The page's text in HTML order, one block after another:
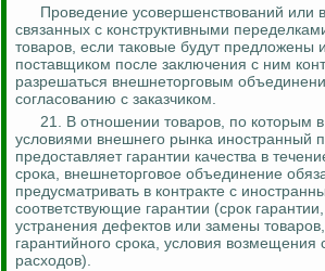
Проведение усовершенствований или
связанных с конструктивными
товаров, если таковые будут предложены
поставщиком после заключения с ним
разрешаться внешнеторговым
согласованию с заказчиком.
21. В отношении товаров, по которым в
условиями внешнего рынка иностранный
предоставляет гарантии качества в
срока, внешнеторговое объединение
предусматривать в контракте с
соответствующие гарантии (срок
устранения дефектов или замены
гарантийного срока, условия возмещения
расходов).